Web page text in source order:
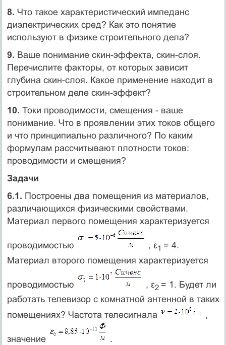
8. Что такое характеристический импеданс
диэлектрических сред? Как это понятие
используют в физике строительного дела?
9. Ваше понимание скин-эффекта, скин-слоя.
Перечислите факторы, от которых зависит
глубина скин-слоя. Какое применение находит в
строительном деле скин-эффект?
10. Токи проводимости, смещения - ваше
понимание. Что в проявлении этих токов общего
и что принципиально различного? По каким
формулам рассчитывают плотности токов:
проводимости и смещения?
Задачи
6.1. Построены два помещения из материалов,
различающихся физическими свойствами.
Материал первого помещения характеризуется
проводимостью , ε1 = 4.
Материал второго помещения характеризуется
проводимостью , ε2 = 1. Будет ли
работать телевизор с комнатной антенной в таких
помещениях? Частота телесигнала
,
значение
.